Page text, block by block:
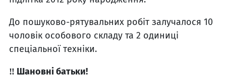
До пошуково-рятувальних робіт залучалося 10
чоловік особового складу та 2 одиниці
спеціальної техніки.
‼ Шановні батьки!